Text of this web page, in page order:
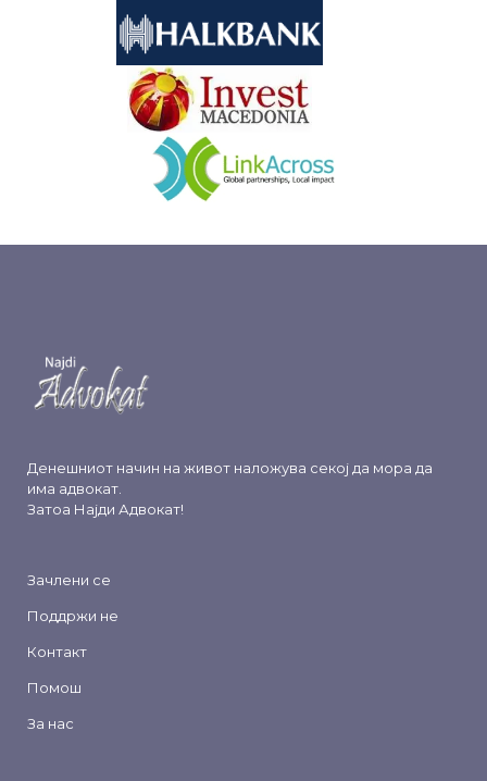
Денешниот начин на живот наложува секој да мора да
има адвокат.
Затоа Најди Адвокат!
Зачлени се
Поддржи не
Контакт
Помош
За нас